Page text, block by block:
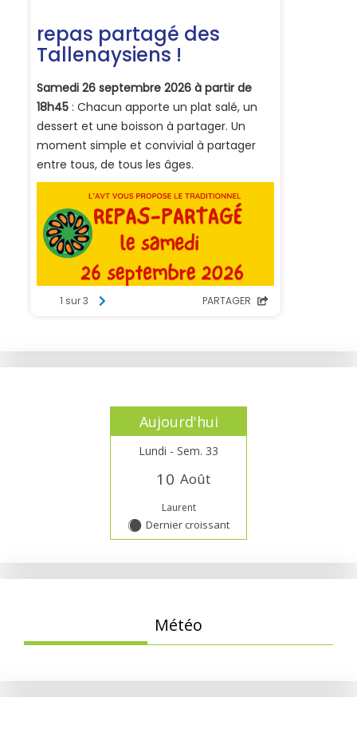
Aujourd'hui
Lundi - Sem. 33
1 0 Août
Laurent
Y Dernier croissant
Météo